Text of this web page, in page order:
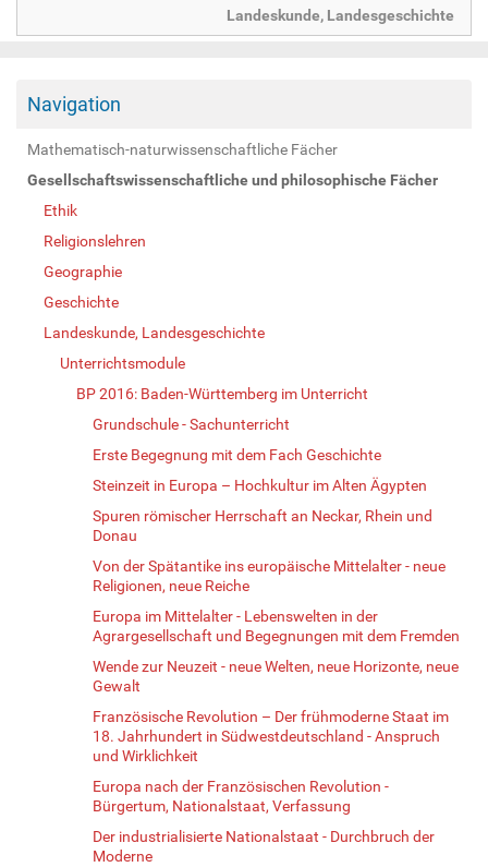
Landeskunde, Landesgeschichte
Navigation
Mathematisch-naturwissenschaftliche Fächer
Gesellschaftswissenschaftliche und philosophische Fächer
Ethik
Religionslehren
Geographie
Geschichte
Landeskunde, Landesgeschichte
Unterrichtsmodule
BP 2016: Baden-Württemberg im Unterricht
Grundschule - Sachunterricht
Erste Begegnung mit dem Fach Geschichte
Steinzeit in Europa – Hochkultur im Alten Ägypten
Spuren römischer Herrschaft an Neckar, Rhein und
Donau
Von der Spätantike ins europäische Mittelalter - neue
Religionen, neue Reiche
Europa im Mittelalter - Lebenswelten in der
Agrargesellschaft und Begegnungen mit dem Fremden
Wende zur Neuzeit - neue Welten, neue Horizonte, neue
Gewalt
Französische Revolution – Der frühmoderne Staat im
18. Jahrhundert in Südwestdeutschland - Anspruch
und Wirklichkeit
Europa nach der Französischen Revolution -
Bürgertum, Nationalstaat, Verfassung
Der industrialisierte Nationalstaat - Durchbruch der
Moderne